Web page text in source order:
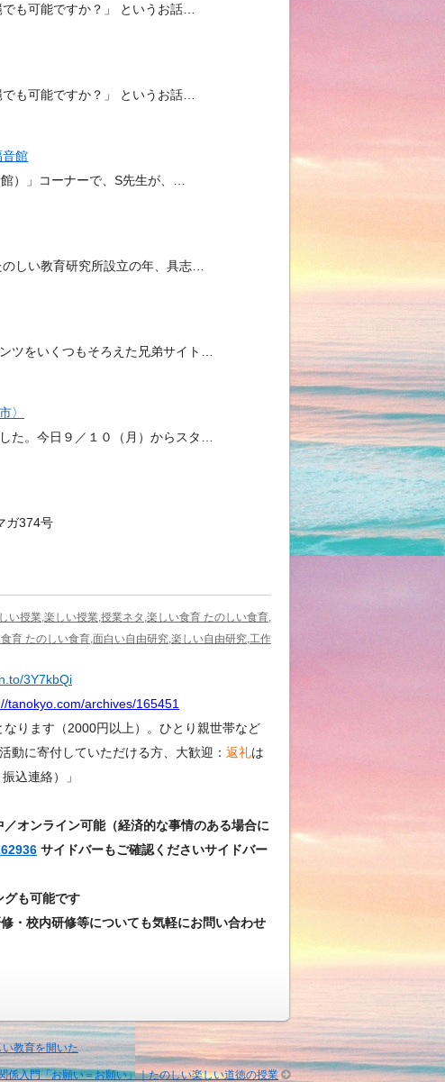
も可能ですか？」 というお話…
も可能ですか？」 というお話…
音館
）」コーナーで、S先生が、…
しい教育研究所設立の年、具志…
ツをいくつもそろえた兄弟サイト…
〉
た。今日９／１０（月）からスタ…
ガ374号
い授業,楽しい授業,授業ネタ,楽しい食育 たのしい食育,
育 たのしい食育,面白い自由研究,楽しい自由研究,工作
3Y7kbQi
tanokyo.com/archives/165451
ります（2000円以上）。ひとり親世帯など
動に寄付していただける方、大歓迎： 返礼は
込連絡）」
オンライン可能（経済的な事情のある場合に
サイドバーもご確認くださいサイドバー
グも可能です
・校内研修等についても気軽にお問い合わせ
教育を開いた
係入門「お願い＝お願い」｜たのしい楽しい道徳の授業